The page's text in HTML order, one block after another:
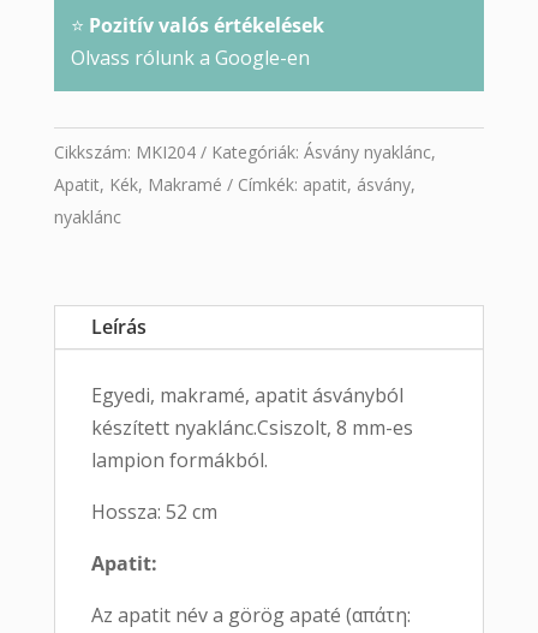
⭐ Pozitív valós értékelések
Olvass rólunk a Google-en
Cikkszám: MKI204 Kategóriák: Ásvány nyaklánc,
Apatit, Kék, Makramé Címkék: apatit, ásvány,
nyaklánc
Leírás
Egyedi, makramé, apatit ásványból
készített nyaklánc.Csiszolt, 8 mm-es
lampion formákból.
Hossza: 52 cm
Apatit:
Az apatit név a görög apaté (απάτη: